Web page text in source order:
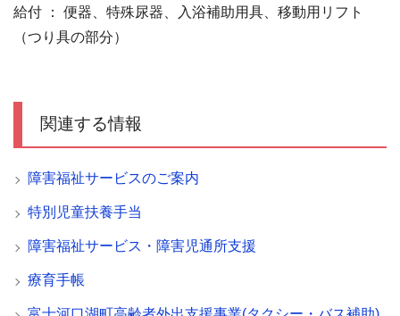
給付 ： 便器、特殊尿器、入浴補助用具、移動用リフト
（つり具の部分）
関連する情報
障害福祉サービスのご案内
特別児童扶養手当
障害福祉サービス・障害児通所支援
療育手帳